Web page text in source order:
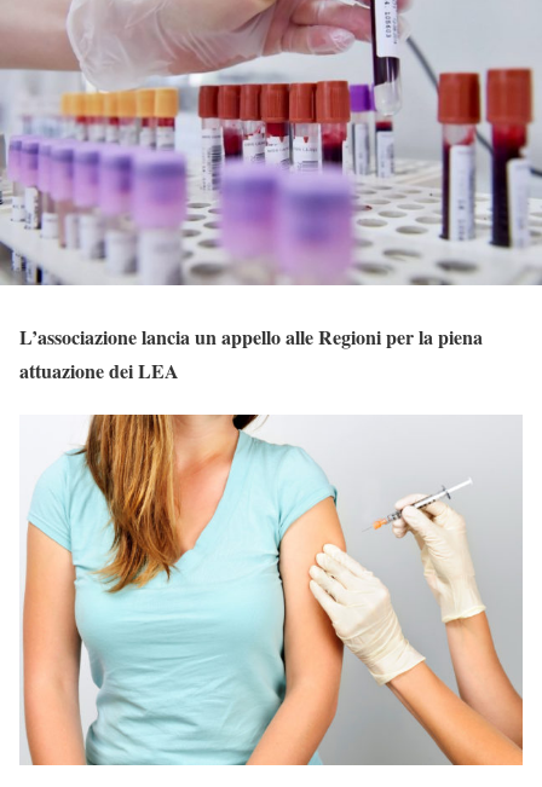
L’associazione lancia un appello alle Regioni per la piena
attuazione dei LEA